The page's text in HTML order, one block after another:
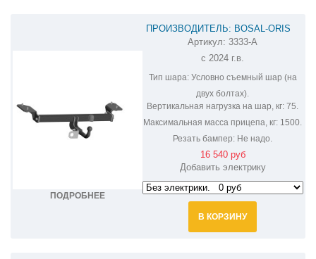
ПОДРОБНЕЕ
ПРОИЗВОДИТЕЛЬ: BOSAL-ORIS
ФАРКОП НА WEY 07 3333-A
Артикул: 3333-A
с 2024 г.в.
Тип шара:Условно съемный шар (на
двух болтах).
Вертикальная нагрузка на шар, кг: 75.
Максимальная масса прицепа, кг: 1500.
Резать бампер: Не надо.
16 540 руб
Добавить электрику
В КОРЗИНУ